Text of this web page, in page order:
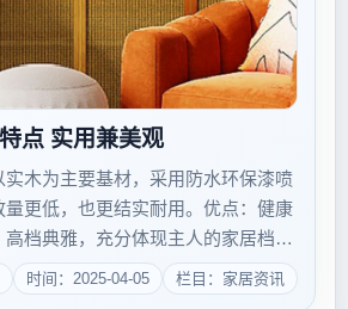
点 实用兼美观
实木为主要基材，采用防水环保漆喷
量更低，也更结实耐用。优点：健康
档典雅，充分体现主人的家居档次
点：价格昂贵。同时，如果所处环境
，故保养时应用比较潮湿的纯棉抹布
时间：2025-04-05 栏目：家居资讯